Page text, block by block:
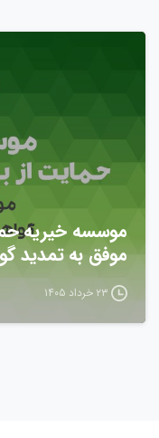
موسسه خیریه
موفق به تمدید
۲۳ خرداد ۱۴۰۵